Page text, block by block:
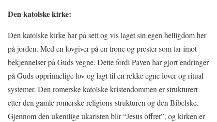
Den katolske kirke:
Den katolske kirke har på sett og vis laget sin egen helligdom her
på jorden. Med en lovgiver på en trone og prester som tar imot
bekjennelser på Guds vegne. Dette fordi Paven har gjort endringer
på Guds opprinnelige lov og lagt til en rekke egne lover og ritual
systemer. Den romerske katolske kristendommen er strukturert
etter den gamle romerske religions-strukturen og den Bibelske.
Gjennom den ukentlige ukaristen blir “Jesus offret”, og kirken er